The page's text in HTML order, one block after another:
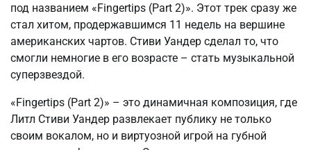
под названием «Fingertips (Part 2)». Этот трек сразу же
стал хитом, продержавшимся 11 недель на вершине
американских чартов. Стиви Уандер сделал то, что
смогли немногие в его возрасте – стать музыкальной
суперзвездой.
«Fingertips (Part 2)» – это динамичная композиция, где
Литл Стиви Уандер развлекает публику не только
своим вокалом, но и виртуозной игрой на губной